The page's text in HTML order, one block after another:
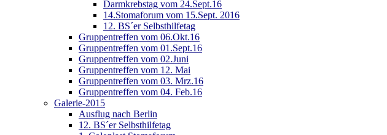
Darmkrebstag vom 24.Sept.16
14.Stomaforum vom 15.Sept. 2016
12. BS´er Selbsthilfetag
Gruppentreffen vom 06.Okt.16
Gruppentreffen vom 01.Sept.16
Gruppentreffen vom 02.Juni
Gruppentreffen vom 12. Mai
Gruppentreffen vom 03. Mrz.16
Gruppentreffen vom 04. Feb.16
Galerie-2015
Ausflug nach Berlin
12. BS´er Selbsthilfetag